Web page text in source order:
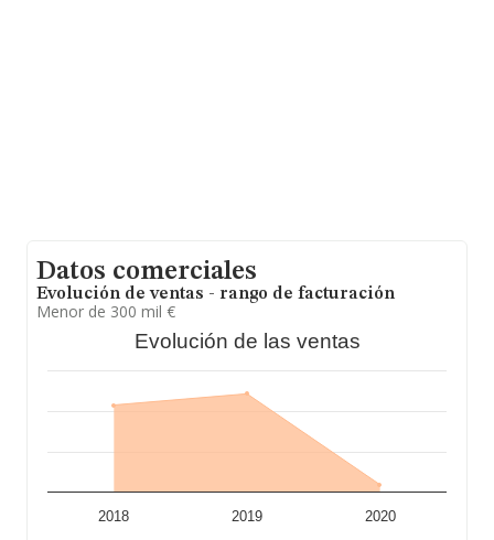
Datos comerciales
Evolución de ventas - rango de facturación
Menor de 300 mil €
Evolución de las ventas
2018 2019 2020